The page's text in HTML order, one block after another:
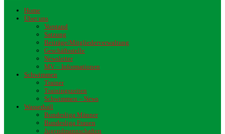
Home
Über uns
Vorstand
Satzung
Beiträge/Mitgliederverwaltung
Geschäftsstelle
Newsletter
MV – Informationen
Schwimmen
Trainer
Trainingszeiten
Schwimmen – News
Wasserball
Bundesliga Männer
Bundesliga Frauen
Jugendmannschaften